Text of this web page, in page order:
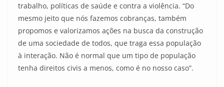
trabalho, políticas de saúde e contra a violência. “Do
mesmo jeito que nós fazemos cobranças, também
propomos e valorizamos ações na busca da construção
de uma sociedade de todos, que traga essa população
à interação. Não é normal que um tipo de população
tenha direitos civis a menos, como é no nosso caso”.